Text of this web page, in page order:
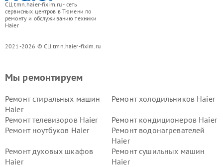
СЦ tmn.haier-fixim.ru - сеть
сервисных центров в Тюмени по
ремонту и обслуживанию техники
Haier
2021-2026 © СЦ tmn.haier-fixim.ru
Мы ремонтируем
Ремонт стиральных машин
Haier
Ремонт холодильников Haier
Ремонт телевизоров Haier
Ремонт кондиционеров Haier
Ремонт ноутбуков Haier
Ремонт водонагревателей
Haier
Ремонт духовых шкафов
Haier
Ремонт сушильных машин
Haier